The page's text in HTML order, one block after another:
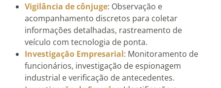
Vigilância de cônjuge: Observação e
acompanhamento discretos para coletar
informações detalhadas, rastreamento de
veículo com tecnologia de ponta.
Investigação Empresarial: Monitoramento de
funcionários, investigação de espionagem
industrial e verificação de antecedentes.